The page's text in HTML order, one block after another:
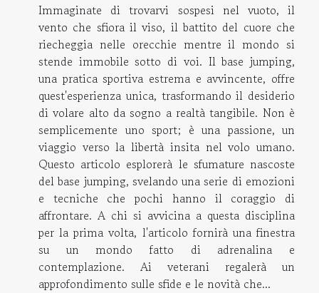
Immaginate di trovarvi sospesi nel vuoto, il
vento che sfiora il viso, il battito del cuore che
riecheggia nelle orecchie mentre il mondo si
stende immobile sotto di voi. Il base jumping,
una pratica sportiva estrema e avvincente, offre
quest'esperienza unica, trasformando il desiderio
di volare alto da sogno a realtà tangibile. Non è
semplicemente uno sport; è una passione, un
viaggio verso la libertà insita nel volo umano.
Questo articolo esplorerà le sfumature nascoste
del base jumping, svelando una serie di emozioni
e tecniche che pochi hanno il coraggio di
affrontare. A chi si avvicina a questa disciplina
per la prima volta, l'articolo fornirà una finestra
su un mondo fatto di adrenalina e
contemplazione. Ai veterani regalerà un
approfondimento sulle sfide e le novità che...